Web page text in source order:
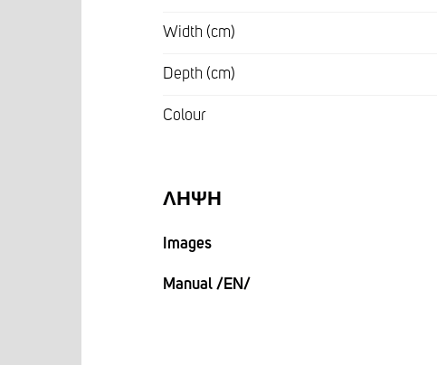
Width (cm)
Depth (cm)
Colour
ΛΉΨΗ
Images
Manual /EN/